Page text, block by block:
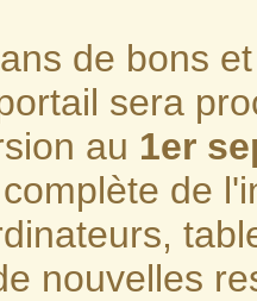
de bons
sera
au 1er
de
nouvelles